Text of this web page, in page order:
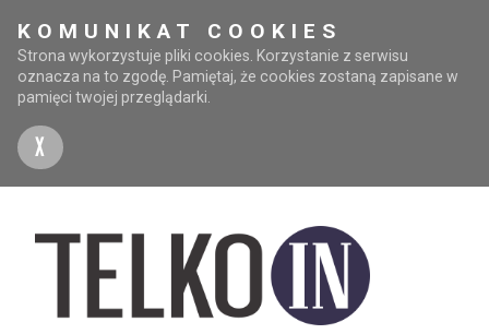
KOMUNIKAT COOKIES
Strona wykorzystuje pliki cookies. Korzystanie z serwisu
oznacza na to zgodę. Pamiętaj, że cookies zostaną zapisane w
pamięci twojej przeglądarki.
X